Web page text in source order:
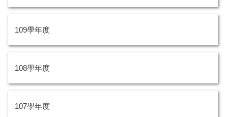
109學年度
108學年度
107學年度